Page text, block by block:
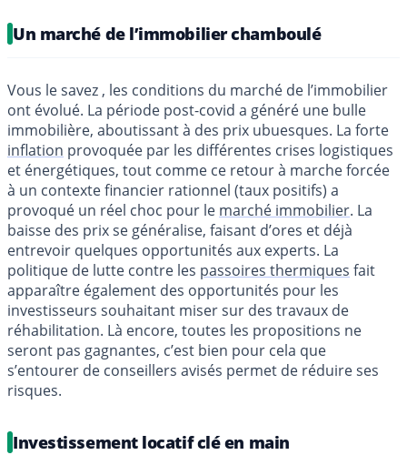
Un marché de l’immobilier chamboulé
Vous le savez , les conditions du marché de l’immobilier
ont évolué. La période post-covid a généré une bulle
immobilière, aboutissant à des prix ubuesques. La forte
inflation provoquée par les différentes crises logistiques
et énergétiques, tout comme ce retour à marche forcée
à un contexte financier rationnel (taux positifs) a
provoqué un réel choc pour le marché immobilier. La
baisse des prix se généralise, faisant d’ores et déjà
entrevoir quelques opportunités aux experts. La
politique de lutte contre les passoires thermiques fait
apparaître également des opportunités pour les
investisseurs souhaitant miser sur des travaux de
réhabilitation. Là encore, toutes les propositions ne
seront pas gagnantes, c’est bien pour cela que
s’entourer de conseillers avisés permet de réduire ses
risques.
Investissement locatif clé en main